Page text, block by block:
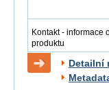
Kontakt - informace
produktu
Detailní